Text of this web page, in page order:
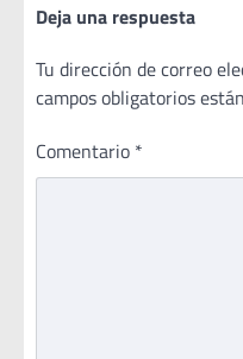
Deja una respuesta
Tu dirección de correo
campos obligatorios
Comentario *